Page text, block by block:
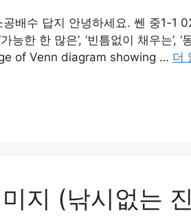
배수 답지 안녕하세요. 쎈 중1-1
한 한 많은’, ‘빈틈없이 채우는’, ‘
of Venn diagram showing … 더
지 (낚시없는